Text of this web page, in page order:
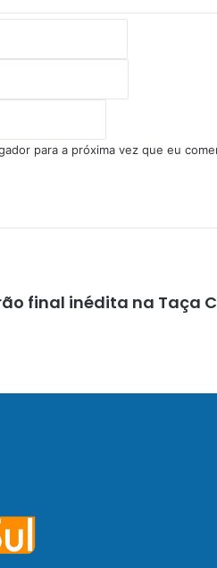
para a próxima vez que eu
final inédita na Taça